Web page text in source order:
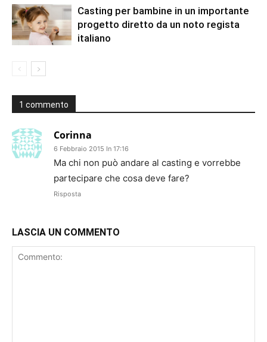
Casting per bambine in un importante
progetto diretto da un noto regista
italiano
1 commento
Corinna
6 Febbraio 2015 In 17:16
Ma chi non può andare al casting e vorrebbe
partecipare che cosa deve fare?
Risposta
LASCIA UN COMMENTO